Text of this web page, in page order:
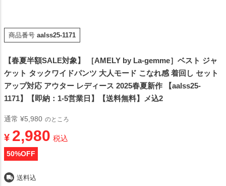
商品番号 aalss25-1171
【春夏半額SALE対象】 ［AMELY by La-gemme］ベスト ジャ
ケット タックワイドパンツ 大人モード こなれ感 着回し セット
アップ対応 アウター レディース 2025春夏新作 【aalss25-
1171】【即納：1-5営業日】【送料無料】メ込2
通常 ¥5,980 のところ
¥ 2,980 税込
50%OFF
送料込